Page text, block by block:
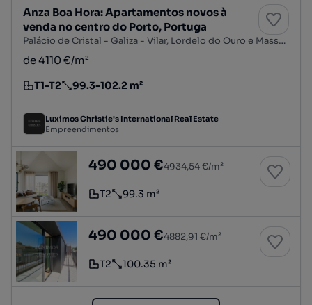
Anza Boa Hora: Apartamentos novos à
venda no centro do Porto, Portuga
Palácio de Cristal - Galiza - Vilar, Lordelo do Ouro e Massarelos, Porto, Porto
de 4110 €/m²
Tipologia
T1-T2
Preço por metro quadrado
99.3-102.2 m²
Luximos Christie's International Real Estate
Empreendimentos
Apartamento novo com terraço, para venda,
490 000 €4934,54 €/m²
Tipologia
T2
Preço por metro quadrado
99.3 m²
Apartamento novo com terraço, para venda,
490 000 €4882,91 €/m²
Tipologia
T2
Preço por metro quadrado
100.35 m²